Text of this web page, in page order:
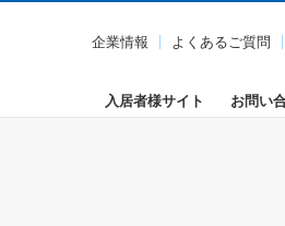
企業情報 よくあるご質問
入居者様サイト お問い